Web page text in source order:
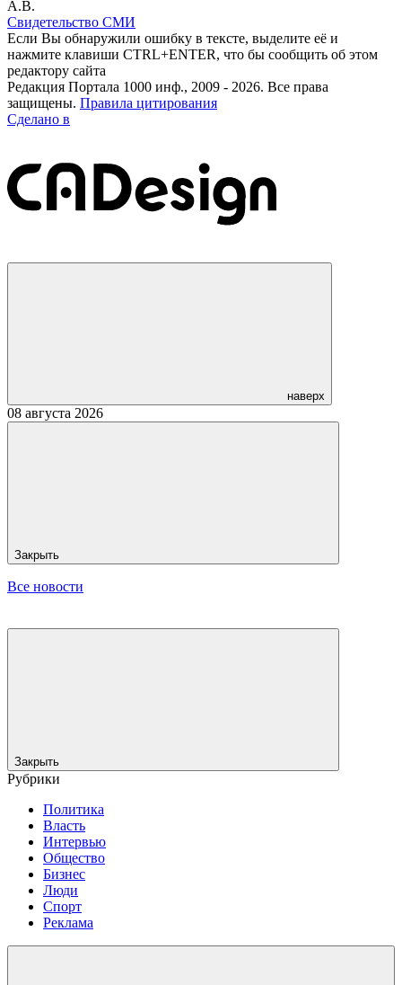
А.В.
Свидетельство СМИ
Если Вы обнаружили ошибку в тексте, выделите её и
нажмите клавиши CTRL+ENTER, что бы сообщить об этом
редактору сайта
Редакция Портала 1000 инф., 2009 - 2026. Все права
защищены. Правила цитирования
Сделано в
наверх
08 августа 2026
Закрыть
Все новости
Закрыть
Рубрики
Политика
Власть
Интервью
Общество
Бизнес
Люди
Спорт
Реклама